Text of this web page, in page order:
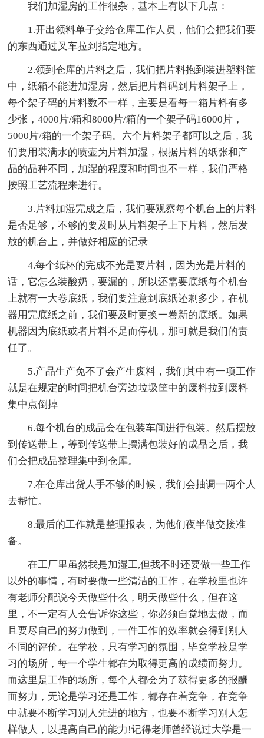
我们加湿房的工作很杂，基本上有以下几点：
1.开出领料单子交给仓库工作人员，他们会把我们要
的东西通过叉车拉到指定地方。
2.领到仓库的片料之后，我们把片料抱到装进塑料筐
中，纸箱不能进加湿房，然后把片料码到片料架子上，
每个架子码的片料数不一样，主要是看每一箱片料有多
少张，4000片/箱和8000片/箱的一个架子码16000片，
5000片/箱的一个架子码。六个片料架子都可以之后，我
们要用装满水的喷壶为片料加湿，根据片料的纸张和产
品的品种不同，加湿的程度和时间也不一样，我们严格
按照工艺流程来进行。
3.片料加湿完成之后，我们要观察每个机台上的片料
是否足够，不够的要及时从片料架子上下片料，然后发
放的机台上，并做好相应的记录
4.每个纸杯的完成不光是要片料，因为光是片料的
话，它怎么装酸奶，要漏的，所以还需要底纸每个机台
上就有一大卷底纸，我们要注意到底纸还剩多少，在机
器用完底纸之前，我们要及时更换一卷新的底纸。如果
机器因为底纸或者片料不足而停机，那可就是我们的责
任了。
5.产品生产免不了会产生废料，我们其中有一项工作
就是在规定的时间把机台旁边垃圾筐中的废料拉到废料
集中点倒掉
6.每个机台的成品会在包装车间进行包装。然后摆放
到传送带上，等到传送带上摆满包装好的成品之后，我
们会把成品整理集中到仓库。
7.在仓库出货人手不够的时候，我们会抽调一两个人
去帮忙。
8.最后的工作就是整理报表，为他们夜半做交接准
备。
在工厂里虽然我是加湿工,但我不时还要做一些工作
以外的事情，有时要做一些清洁的工作，在学校里也许
有老师分配说今天做些什么，明天做些什么，但在这
里，不一定有人会告诉你这些，你必须自觉地去做，而
且要尽自己的努力做到，一件工作的效率就会得到别人
不同的评价。在学校，只有学习的氛围，毕竟学校是学
习的场所，每一个学生都在为取得更高的成绩而努力。
而这里是工作的场所，每个人都会为了获得更多的报酬
而努力，无论是学习还是工作，都存在着竞争，在竞争
中就要不断学习别人先进的地方，也要不断学习别人怎
样做人，以提高自己的能力!记得老师曾经说过大学是一